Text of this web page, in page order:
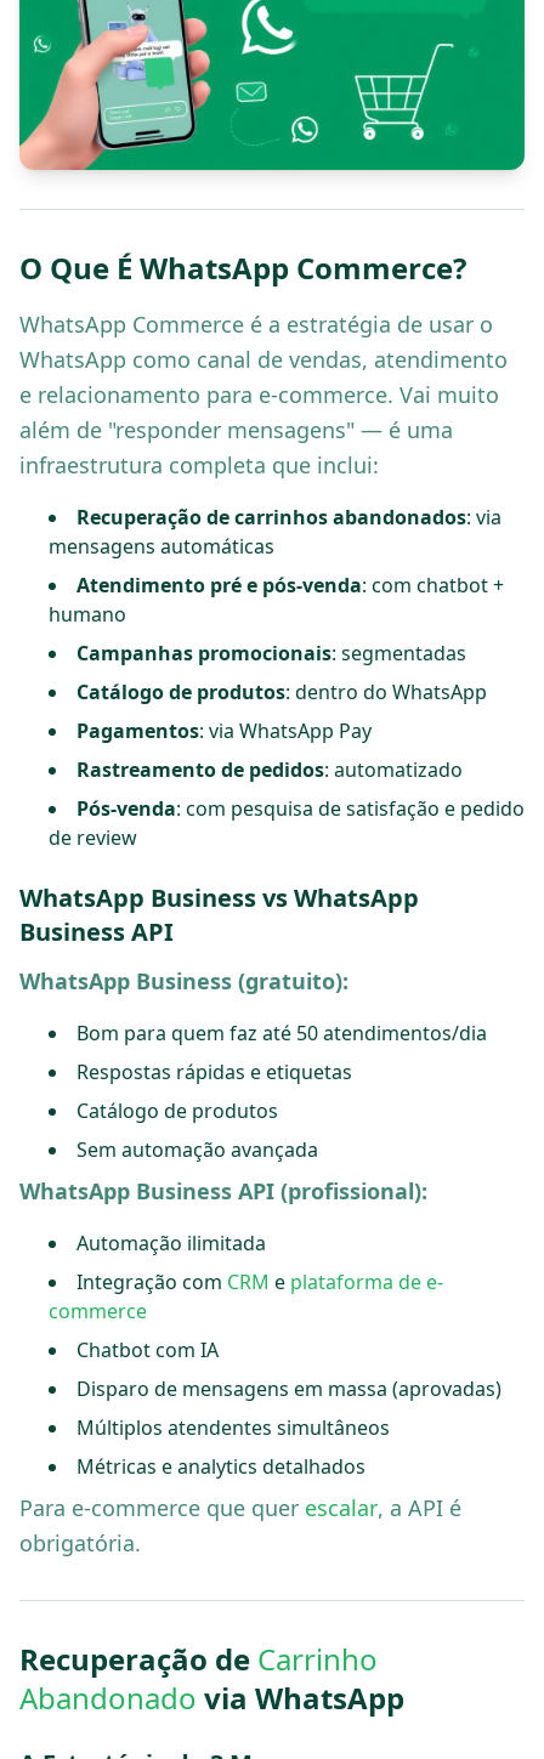
O Que É WhatsApp Commerce?
WhatsApp Commerce é a estratégia de usar o
WhatsApp como canal de vendas, atendimento
e relacionamento para e-commerce. Vai muito
além de "responder mensagens" — é uma
infraestrutura completa que inclui:
Recuperação de carrinhos abandonados: via
mensagens automáticas
Atendimento pré e pós-venda: com chatbot +
humano
Campanhas promocionais: segmentadas
Catálogo de produtos: dentro do WhatsApp
Pagamentos: via WhatsApp Pay
Rastreamento de pedidos: automatizado
Pós-venda: com pesquisa de satisfação e pedido
de review
WhatsApp Business vs WhatsApp
Business API
WhatsApp Business (gratuito):
Bom para quem faz até 50 atendimentos/dia
Respostas rápidas e etiquetas
Catálogo de produtos
Sem automação avançada
WhatsApp Business API (profissional):
Automação ilimitada
Integração com CRM e plataforma de e-
commerce
Chatbot com IA
Disparo de mensagens em massa (aprovadas)
Múltiplos atendentes simultâneos
Métricas e analytics detalhados
Para e-commerce que quer escalar, a API é
obrigatória.
Recuperação de Carrinho
Abandonado via WhatsApp